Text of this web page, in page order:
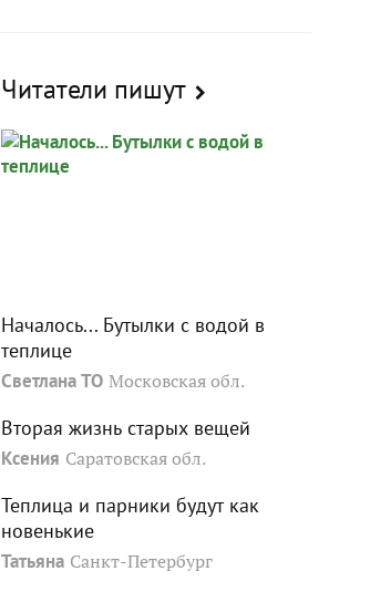
Читатели пишут
Началось... Бутылки с водой в
теплице
Светлана ТО Московская обл.
Вторая жизнь старых вещей
Ксения Саратовская обл.
Теплица и парники будут как
новенькие
Татьяна Санкт-Петербург